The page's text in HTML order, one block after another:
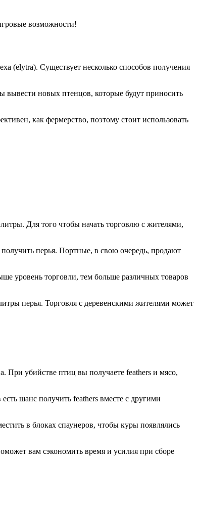
возможности!
(elytra). Существует несколько способов получения
вывести новых птенцов, которые будут приносить
как фермерство, поэтому стоит использовать
Для того чтобы начать торговлю с жителями,
перья. Портные, в свою очередь, продают
уровень торговли, тем больше различных товаров
перья. Торговля с деревенскими жителями может
При убийстве птиц вы получаете feathers и мясо,
шанс получить feathers вместе с другими
в блоках спаунеров, чтобы куры появлялись
вам сэкономить время и усилия при сборе